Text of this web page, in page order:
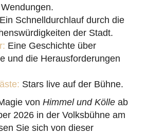
Ein Schnelldurchlauf durch die
der Stadt.
Eine Geschichte über
und die Herausforderungen
Stars live auf der Bühne.
von Himmel und Kölle ab
2026 in der Volksbühne am
Sie sich von dieser